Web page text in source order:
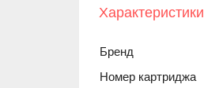
Характеристики
Бренд
Номер картриджа